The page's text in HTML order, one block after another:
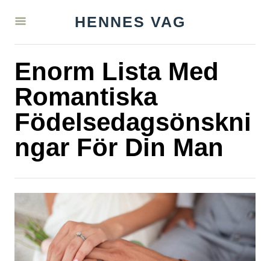
HENNES VAG
Enorm Lista Med
Romantiska
Födelsedagsönskni
ngar För Din Man